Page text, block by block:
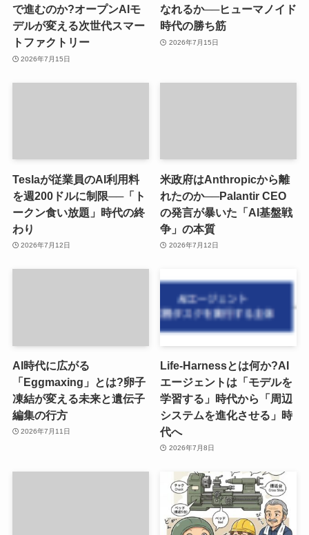
で進むのか?オープンAIモ
デルが変える次世代スマー
トファクトリー
2026年7月15日
なれるか──ヒューマノイド
時代の勝ち筋
2026年7月15日
Teslaが従業員のAI利用料
を週200ドルに制限──「ト
ークン食い放題」時代の終
わり
2026年7月12日
米政府はAnthropicから離
れたのか──Palantir CEO
の発言が暴いた「AI基盤戦
争」の本質
2026年7月12日
AI時代に広がる
「Eggmaxing」とは?卵子
凍結が変える未来と遺伝子
編集の行方
2026年7月11日
Life-Harnessとは何か?AI
エージェントは「モデルを
学習する」時代から「周辺
システムを進化させる」時
代へ
2026年7月8日